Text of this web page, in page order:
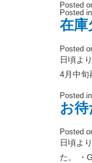
Posted
Posted in
在庫
Posted
日頃よ
4月中旬
Posted in
お
Posted
日頃よ
た。 ・